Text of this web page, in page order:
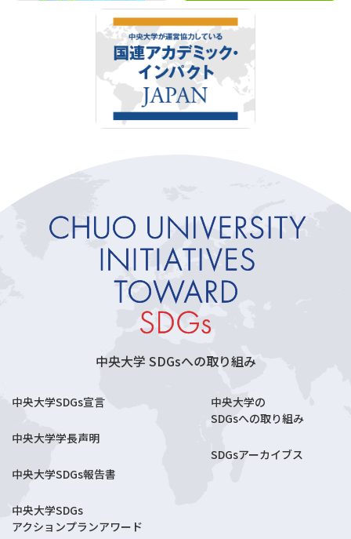
中央大学 SDGsへの取り組み
中央大学SDGs宣言
中央大学学長声明
中央大学SDGs報告書
中央大学SDGs
アクションプランアワード
中央大学の
SDGsへの取り組み
SDGsアーカイブス